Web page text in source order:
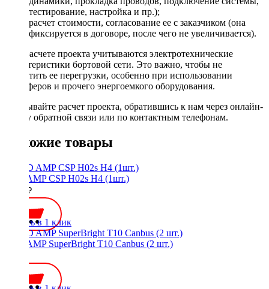
тестирование, настройка и пр.);
расчет стоимости, согласование ее с заказчиком (она
фиксируется в договоре, после чего не увеличивается).
При расчете проекта учитываются электротехнические
характеристики бортовой сети. Это важно, чтобы не
допустить ее перегрузки, особенно при использовании
сабвуферов и прочего энергоемкого оборудования.
Заказывайте расчет проекта, обратившись к нам через онлайн-
форму обратной связи или по контактным телефонам.
Похожие товары
LED AMP CSP H02s H4 (1шт.)
1250 ₽
Купить в 1 клик
LED AMP SuperBright T10 Canbus (2 шт.)